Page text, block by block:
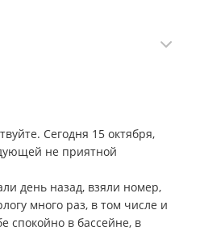
Сегодня 15 октября,
не приятной
день назад, взяли номер,
много раз, в том числе и
спокойно в бассейне, в